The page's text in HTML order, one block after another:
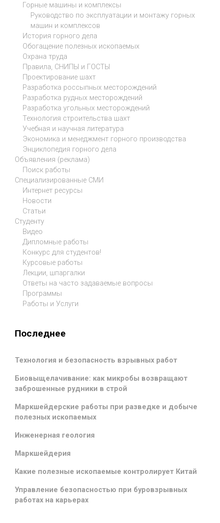
Горные машины и комплексы
Руководство по эксплуатации и монтажу горных
машин и комплексов
История горного дела
Обогащение полезных ископаемых
Охрана труда
Правила, СНИПЫ и ГОСТЫ
Проектирование шахт
Разработка россыпных месторождений
Разработка рудных месторождений
Разработка угольных месторождений
Технология строительства шахт
Учебная и научная литература
Экономика и менеджмент горного производства
Энциклопедия горного дела
Объявления (реклама)
Поиск работы
Специализированные СМИ
Интернет ресурсы
Новости
Статьи
Студенту
Видео
Дипломные работы
Конкурс для студентов!
Курсовые работы
Лекции, шпаргалки
Ответы на часто задаваемые вопросы
Программы
Работы и Услуги
Последнее
Технология и безопасность взрывных работ
Биовыщелачивание: как микробы возвращают
заброшенные рудники в строй
Маркшейдерские работы при разведке и добыче
полезных ископаемых
Инженерная геология
Маркшейдерия
Какие полезные ископаемые контролирует Китай
Управление безопасностью при буровзрывных
работах на карьерах